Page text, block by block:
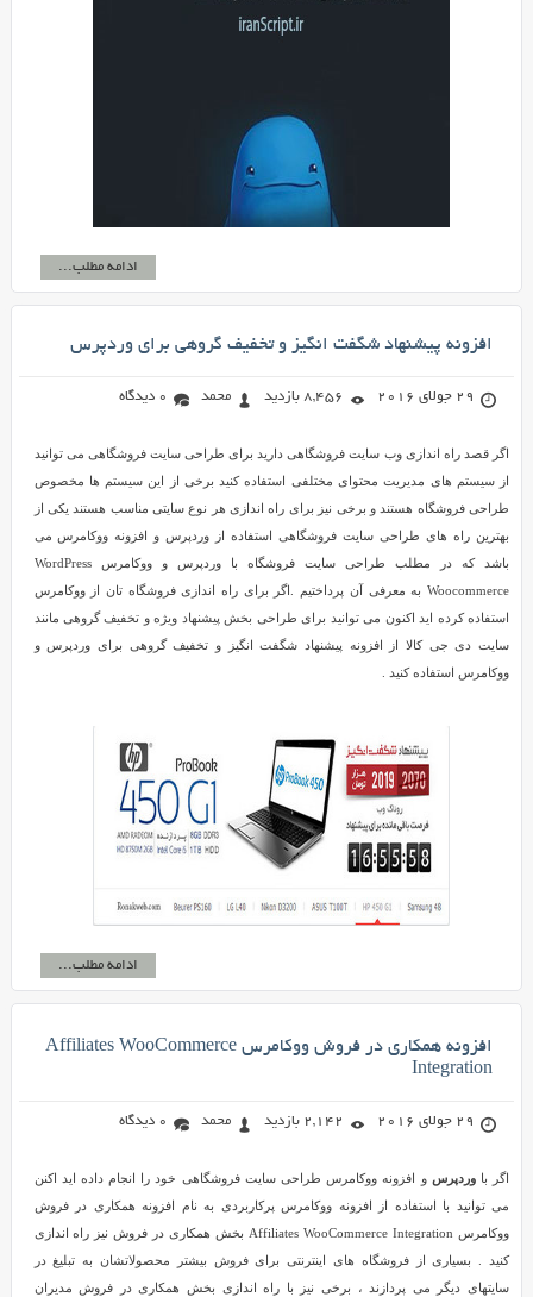
ادامه مطلب...
افزونه پیشنهاد شگفت انگیز و تخفیف گروهی برای وردپرس
29 جولای 2016 8,456 بازدید محمد 0 دیدگاه
اگر قصد راه اندازی وب سایت فروشگاهی دارید برای طراحی سایت فروشگاهی می توانید
از سیستم های مدیریت محتوای مختلفی استفاده کنید برخی از این سیستم ها مخصوص
طراحی فروشگاه هستند و برخی نیز برای راه اندازی هر نوع سایتی مناسب هستند یکی از
بهترین راه های طراحی سایت فروشگاهی استفاده از وردپرس و افزونه ووکامرس می
باشد که در مطلب طراحی سایت فروشگاه با وردپرس و ووکامرس WordPress
Woocommerce به معرفی آن پرداختیم .اگر برای راه اندازی فروشگاه تان از ووکامرس
استفاده کرده اید اکنون می توانید برای طراحی بخش پیشنهاد ویژه و تخفیف گروهی مانند
سایت دی جی کالا از افزونه پیشنهاد شگفت انگیز و تخفیف گروهی برای وردپرس و
ووکامرس استفاده کنید .
ادامه مطلب...
افزونه همکاری در فروش ووکامرس Affiliates WooCommerce
Integration
29 جولای 2016 2,142 بازدید محمد 0 دیدگاه
اگر باوردپرس و افزونه ووکامرس طراحی سایت فروشگاهی خود را انجام داده اید اکنن
می توانید با استفاده از افزونه ووکامرس پرکاربردی به نام افزونه همکاری در فروش
ووکامرس Affiliates WooCommerce Integration بخش همکاری در فروش نیز راه اندازی
کنید . بسیاری از فروشگاه های اینترنتی برای فروش بیشتر محصولاتشان به تبلیغ در
سایتهای دیگر می پردازند ، برخی نیز با راه اندازی بخش همکاری در فروش مدیران